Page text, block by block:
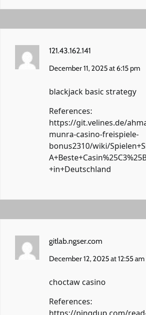
121.43.162.141
December 11, 2025 at 6:15 pm
blackjack basic strategy
References:
https://git.velines.de/
munra-casino-freispiele-
bonus2310/wiki/
+in+Deutschland
gitlab.ngser.com
December 12, 2025 at 12:55 am
choctaw casino
References: